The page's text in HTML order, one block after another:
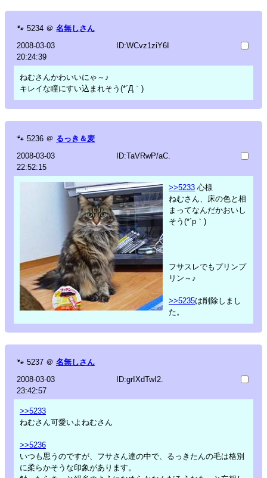
🐾 5234 ＠ 名無しさん
2008-03-03
20:24:39
ID:WCvz1ziY6I
ねむさんかわいいにゃ～♪
キレイな瞳にすい込まれそう(*´Д｀)
🐾 5236 ＠ るっき＆麦
2008-03-03
22:52:15
ID:TaVRwP/aC.
>>5233 心様
ねむさん、床の色と相
まってなんだかおいし
そう(*´p｀)
フサスレでもプリンプ
リン～♪
>>5235は削除しまし
た。
🐾 5237 ＠ 名無しさん
2008-03-03
23:42:57
ID:grIXdTwI2.
>>5233
ねむさん可愛いよねむさん
>>5236
いつも思うのですが、フサさん達の中で、るっきたんの毛は格別
に柔らかそうな印象があります。